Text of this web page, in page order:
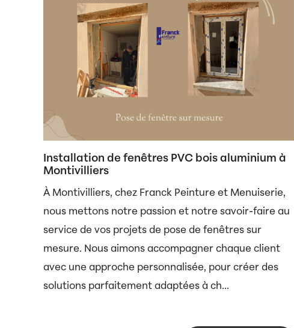
Installation de fenêtres PVC bois aluminium à
Montivilliers
À Montivilliers, chez Franck Peinture et Menuiserie,
nous mettons notre passion et notre savoir-faire au
service de vos projets de pose de fenêtres sur
mesure. Nous aimons accompagner chaque client
avec une approche personnalisée, pour créer des
solutions parfaitement adaptées à ch...